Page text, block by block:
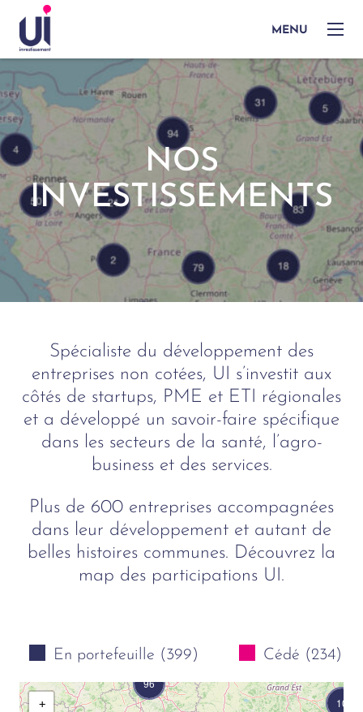
MENU
NOS
INVESTISSEMENTS
Spécialiste du développement des
entreprises non cotées, UI s’investit aux
côtés de startups, PME et ETI régionales
et a développé un savoir-faire spécifique
dans les secteurs de la santé, l’agro-
business et des services.
Plus de 600 entreprises accompagnées
dans leur développement et autant de
belles histoires communes. Découvrez la
map des participations UI.
En portefeuille (399) Cédé (234)
10
96
+